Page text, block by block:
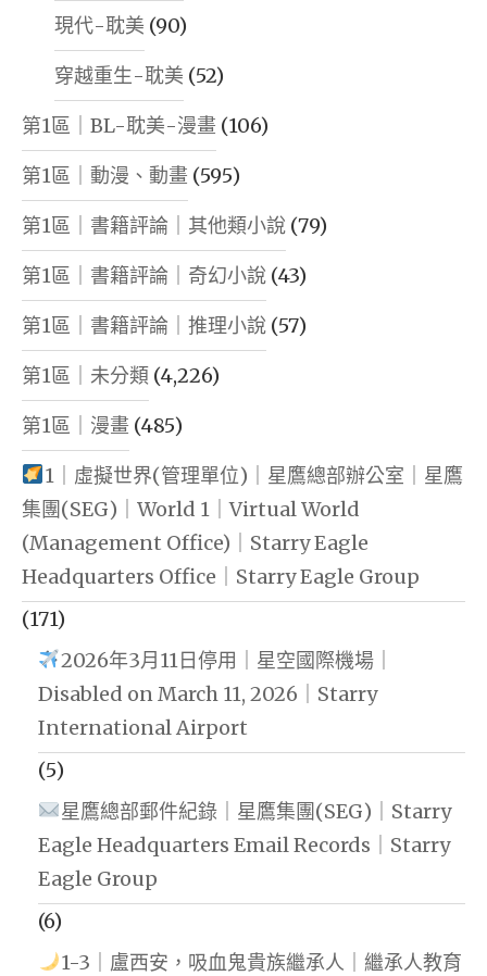
現代-耽美 (90)
穿越重生-耽美 (52)
第1區｜BL-耽美-漫畫 (106)
第1區｜動漫、動畫 (595)
第1區｜書籍評論｜其他類小說 (79)
第1區｜書籍評論｜奇幻小說 (43)
第1區｜書籍評論｜推理小說 (57)
第1區｜未分類 (4,226)
第1區｜漫畫 (485)
1｜虛擬世界(管理單位)｜星鷹總部辦公室｜星鷹
集團(SEG)｜World 1｜Virtual World
(Management Office)｜Starry Eagle
Headquarters Office｜Starry Eagle Group
(171)
2026年3月11日停用｜星空國際機場｜
Disabled on March 11, 2026｜Starry
International Airport
(5)
星鷹總部郵件紀錄｜星鷹集團(SEG)｜Starry
Eagle Headquarters Email Records｜Starry
Eagle Group
(6)
1-3｜盧西安，吸血鬼貴族繼承人｜繼承人教育